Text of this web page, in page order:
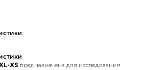
XS предназначена для исследования